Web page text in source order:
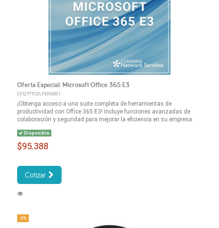
Oferta Especial: Microsoft Office 365 E3
CFQ7TTC0LF8R:0001
¡Obtenga acceso a una suite completa de herramientas de
productividad con Office 365 E3! Incluye funciones avanzadas de
colaboración y seguridad para mejorar la eficiencia en su empresa.
Disponible
$95.388
Cotizar
-8%